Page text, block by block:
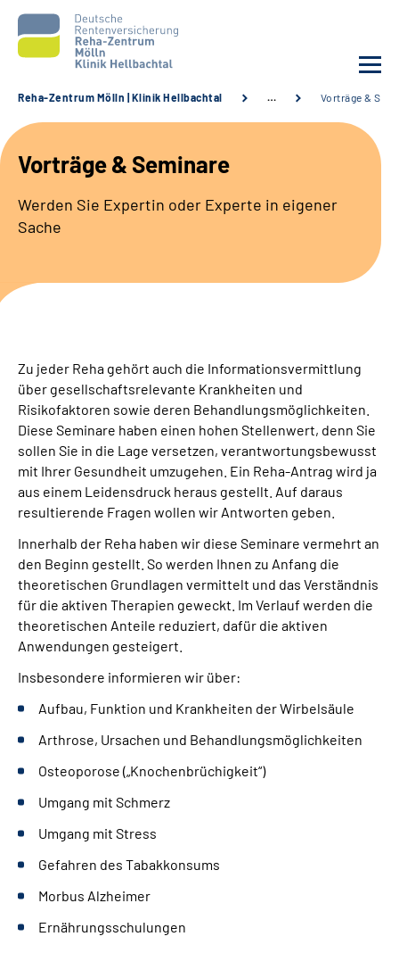
Unsere Klinik
Unsere Angebote
Service
Suche
Gebärdensprache
Reha-Zentrum Mölln | Klinik Hellbachtal … Vorträge &
Vorträge & Seminare
Werden Sie Expertin oder Experte in eigener
Sache
Zu jeder Reha gehört auch die Informationsvermittlung
über gesellschaftsrelevante Krankheiten und
Risikofaktoren sowie deren Behandlungsmöglichkeiten.
Diese Seminare haben einen hohen Stellenwert, denn Sie
sollen Sie in die Lage versetzen, verantwortungsbewusst
mit Ihrer Gesundheit umzugehen. Ein Reha-Antrag wird ja
aus einem Leidensdruck heraus gestellt. Auf daraus
resultierende Fragen wollen wir Antworten geben.
Innerhalb der Reha haben wir diese Seminare vermehrt an
den Beginn gestellt. So werden Ihnen zu Anfang die
theoretischen Grundlagen vermittelt und das Verständnis
für die aktiven Therapien geweckt. Im Verlauf werden die
theoretischen Anteile reduziert, dafür die aktiven
Anwendungen gesteigert.
Insbesondere informieren wir über:
Aufbau, Funktion und Krankheiten der Wirbelsäule
Arthrose, Ursachen und Behandlungsmöglichkeiten
Osteoporose („Knochenbrüchigkeit“)
Umgang mit Schmerz
Umgang mit Stress
Gefahren des Tabakkonsums
Morbus Alzheimer
Ernährungsschulungen